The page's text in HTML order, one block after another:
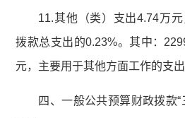
11.其他（类）支出4.74万
拨款总支出的0.23%。其中：
元，主要用于其他方面工作的支
四、一般公共预算财政拨款